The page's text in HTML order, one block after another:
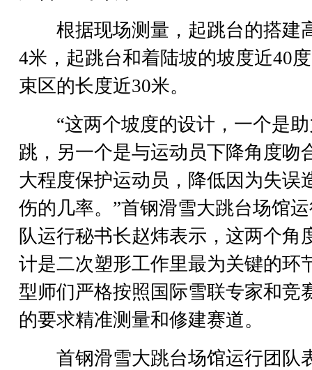
根据现场测量，起跳台的搭建
4米，起跳台和着陆坡的坡度近40
束区的长度近30米。
“这两个坡度的设计，一个是助
跳，另一个是与运动员下降角度吻
大程度保护运动员，降低因为失误
伤的几率。”首钢滑雪大跳台场馆
队运行秘书长赵炜表示，这两个角
计是二次塑形工作里最为关键的环
型师们严格按照国际雪联专家和竞
的要求精准测量和修建赛道。
首钢滑雪大跳台场馆运行团队